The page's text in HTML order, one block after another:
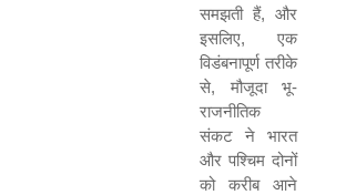
समझती हैं, और
इसलिए, एक
विडंबनापूर्ण तरीके
से, मौजूदा भू-
राजनीतिक
संकट ने भारत
और पश्चिम दोनों
को करीब आने